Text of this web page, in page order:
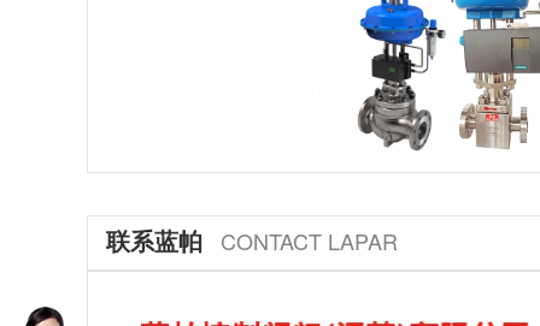
联系蓝帕 CONTACT LAPAR